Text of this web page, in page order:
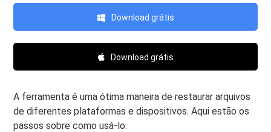
Download grátis
Download grátis
A ferramenta é uma ótima maneira de restaurar arquivos
de diferentes plataformas e dispositivos. Aqui estão os
passos sobre como usá-lo: